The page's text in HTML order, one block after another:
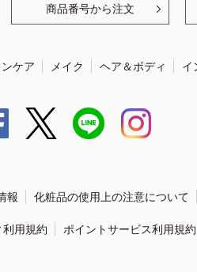
商品番号から注文
ケア メイク ヘア＆ボディ イ
報 化粧品の使用上の注意について
用規約 ポイントサービス利用規約